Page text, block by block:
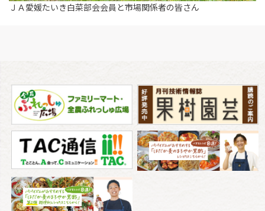
ＪＡ愛媛たいき白菜部会会員と市場関係者の皆さん